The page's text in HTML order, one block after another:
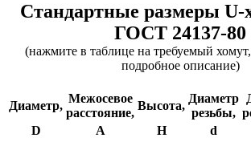
Стандартные размеры U-
ГОСТ 24137-80
(нажмите в таблице на требуемый
подробное описание)
Диаметр,
Межосевое
расстояние,
Высота,
Диаметр
резьбы,
D
A H d